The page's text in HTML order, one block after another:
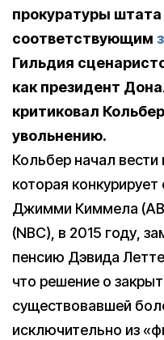
прокуратуры
соответствующим
Гильдия
как президент
критиковал
увольнению.
Кольбер начал вести
которая
Джимми Киммела
(NBC), в 2015 году,
пенсию Дэвида
что решение о
существовавшей
исключительно из